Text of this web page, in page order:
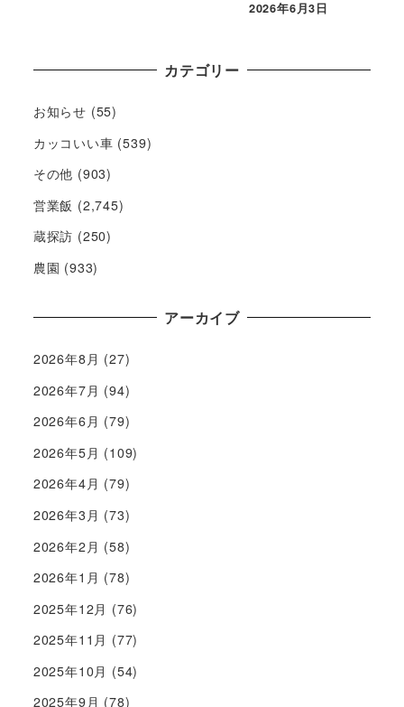
2026年6月3日
カテゴリー
お知らせ (55)
カッコいい車 (539)
その他 (903)
営業飯 (2,745)
蔵探訪 (250)
農園 (933)
アーカイブ
2026年8月 (27)
2026年7月 (94)
2026年6月 (79)
2026年5月 (109)
2026年4月 (79)
2026年3月 (73)
2026年2月 (58)
2026年1月 (78)
2025年12月 (76)
2025年11月 (77)
2025年10月 (54)
2025年9月 (78)